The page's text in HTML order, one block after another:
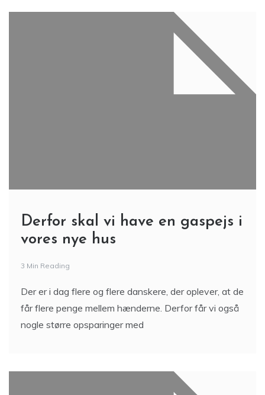
Derfor skal vi have en gaspejs i
vores nye hus
3 Min Reading
Der er i dag flere og flere danskere, der oplever, at de
får flere penge mellem hænderne. Derfor får vi også
nogle større opsparinger med